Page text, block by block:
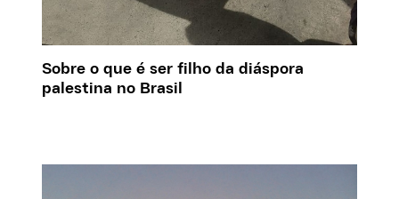
Sobre o que é ser filho da diáspora
palestina no Brasil